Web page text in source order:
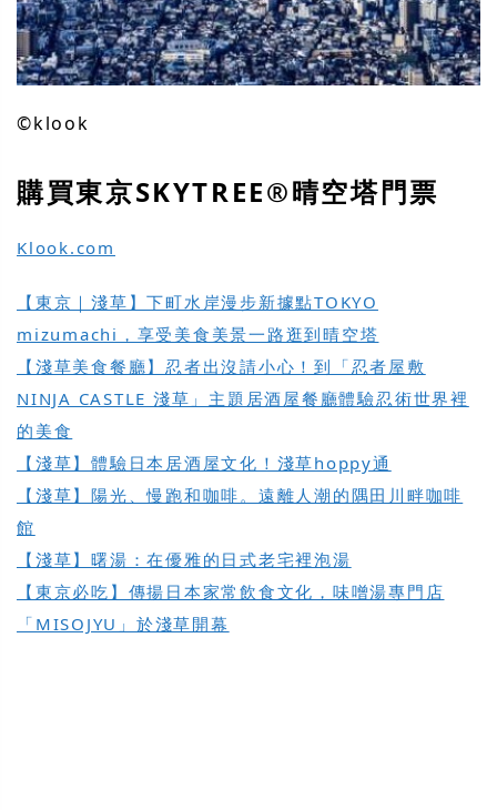
©klook
購買東京SKYTREE®晴空塔門票
Klook.com
【東京｜淺草】下町水岸漫步新據點TOKYO
mizumachi，享受美食美景一路逛到晴空塔
【淺草美食餐廳】忍者出沒請小心！到「忍者屋敷
NINJA CASTLE 淺草」主題居酒屋餐廳體驗忍術世界裡
的美食
【淺草】體驗日本居酒屋文化！淺草hoppy通
【淺草】陽光、慢跑和咖啡。遠離人潮的隅田川畔咖啡
館
【淺草】曙湯：在優雅的日式老宅裡泡湯
【東京必吃】傳揚日本家常飲食文化，味噌湯專門店
「MISOJYU」於淺草開幕